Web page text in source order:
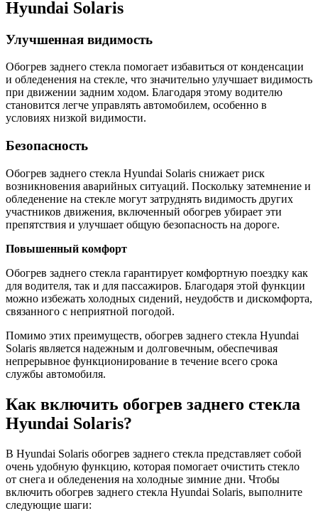
Hyundai Solaris
Улучшенная видимость
Обогрев заднего стекла помогает избавиться от конденсации
и обледенения на стекле, что значительно улучшает видимость
при движении задним ходом. Благодаря этому водителю
становится легче управлять автомобилем, особенно в
условиях низкой видимости.
Безопасность
Обогрев заднего стекла Hyundai Solaris снижает риск
возникновения аварийных ситуаций. Поскольку затемнение и
обледенение на стекле могут затруднять видимость других
участников движения, включенный обогрев убирает эти
препятствия и улучшает общую безопасность на дороге.
Повышенный комфорт
Обогрев заднего стекла гарантирует комфортную поездку как
для водителя, так и для пассажиров. Благодаря этой функции
можно избежать холодных сидений, неудобств и дискомфорта,
связанного с неприятной погодой.
Помимо этих преимуществ, обогрев заднего стекла Hyundai
Solaris является надежным и долговечным, обеспечивая
непрерывное функционирование в течение всего срока
службы автомобиля.
Как включить обогрев заднего стекла
Hyundai Solaris?
В Hyundai Solaris обогрев заднего стекла представляет собой
очень удобную функцию, которая помогает очистить стекло
от снега и обледенения на холодные зимние дни. Чтобы
включить обогрев заднего стекла Hyundai Solaris, выполните
следующие шаги: